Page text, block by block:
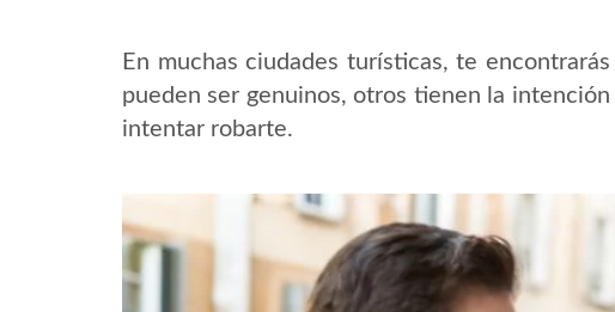
En muchas ciudades turísticas, te
pueden ser genuinos, otros tienen la
intentar robarte.